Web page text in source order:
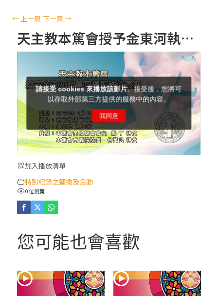
【信仰之旅】第十二集：「聖母、聖人」—
【信仰之旅】第十一集：「教 會」(推廣片)
【信仰之旅】第十一集：「教 會」—林必能
神父
【信仰之旅】第十集：「逾越奧蹟」— 錢玲
珠老師
(5)黃敏正主教帶你做「四旬期避靜」—【逾
越的智慧】：完美的喜樂
人相遇
← 上一頁 下一頁→
天主教本篤會授予金東河執事司鐸聖秩感恩祭
加入播放清單
特別紀錄之彌撒及活動
0 位瀏覽
您可能也會喜歡